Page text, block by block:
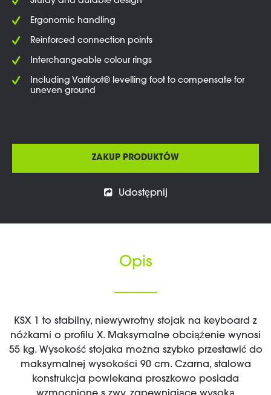
Ergonomic handling
Reinforced connection points
Interchangeable colour rings
Including Varifoot® levelling foot to compensate for
uneven ground
ZAKUP PRODUKTÓW
Udostępnij
Opis
KSX 1 to stabilny, niewywrotny stojak na keyboard z
nóżkami o profilu X. Maksymalne obciążenie wynosi
55 kg. Wysokość stojaka można szybko przestawić do
maksymalnej wysokości 90 cm. Czarna, stalowa
konstrukcja powlekana proszkowo posiada